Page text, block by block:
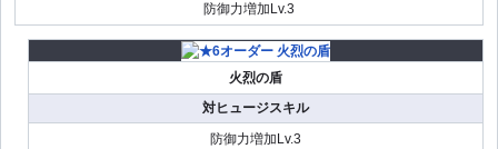
防御力増加Lv.3
火烈の盾
対ヒュージスキル
防御力増加Lv.3